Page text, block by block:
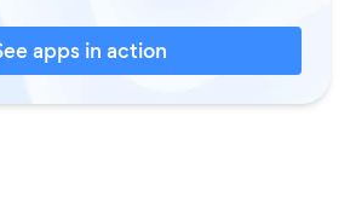
apps in action